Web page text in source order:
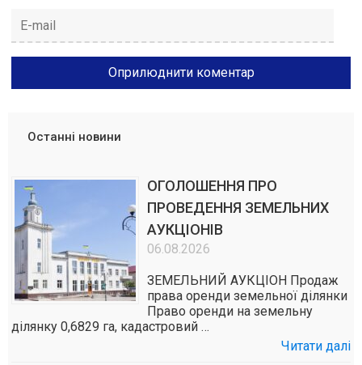
Останні новини
ОГОЛОШЕННЯ ПРО
ПРОВЕДЕННЯ ЗЕМЕЛЬНИХ
АУКЦІОНІВ
06.08.2026
ЗЕМЕЛЬНИЙ АУКЦІОН Продаж
права оренди земельної ділянки
Право оренди на земельну
ділянку 0,6829 га, кадастровий …
Читати далі